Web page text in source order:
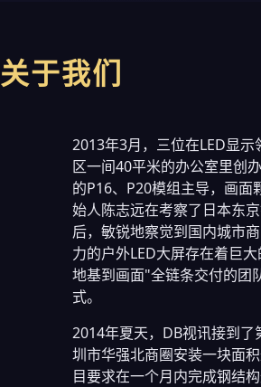
关于我们
2013年3月，三位在LED显
区一间40平米的办公室里创
的P16、P20模组主导，画
始人陈志远在考察了日本东
后，敏锐地察觉到国内城市
力的户外LED大屏存在着巨
地基到画面"全链条交付的团
式。
2014年夏天，DB视讯接到
圳市华强北商圈安装一块面
目要求在一个月内完成钢结